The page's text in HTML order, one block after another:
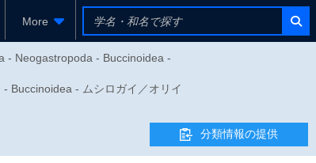
More
- Neogastropoda - Buccinoidea -
Buccinoidea - ムシロガイ／オリイ
分類情報の提供